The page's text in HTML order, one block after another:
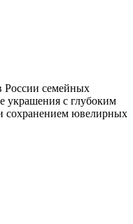
России семейных
украшения с глубоким
сохранением ювелирных